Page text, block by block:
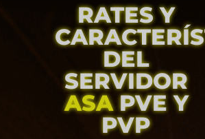
RATES Y
DEL
SERVIDOR
ASAPVE Y
PVP